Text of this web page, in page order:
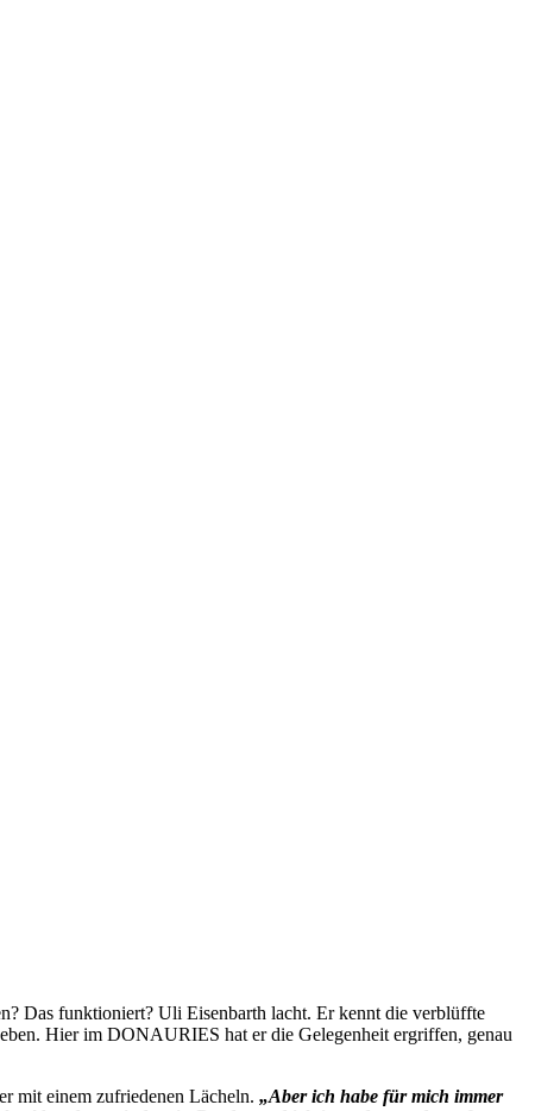
Das funktioniert? Uli Eisenbarth lacht. Er kennt die verblüffte
Hier im DONAURIES hat er die Gelegenheit ergriffen, genau
mit einem zufriedenen Lächeln. „Aber ich habe für mich immer